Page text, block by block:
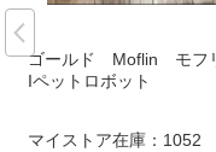
ゴールド Moflin モフ
Iペットロボット
マイストア在庫： 1052